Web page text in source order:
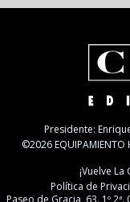
Presidente:
©2026
¡Vuelve La
Política de
Paseo de Gracia, 63. 1º